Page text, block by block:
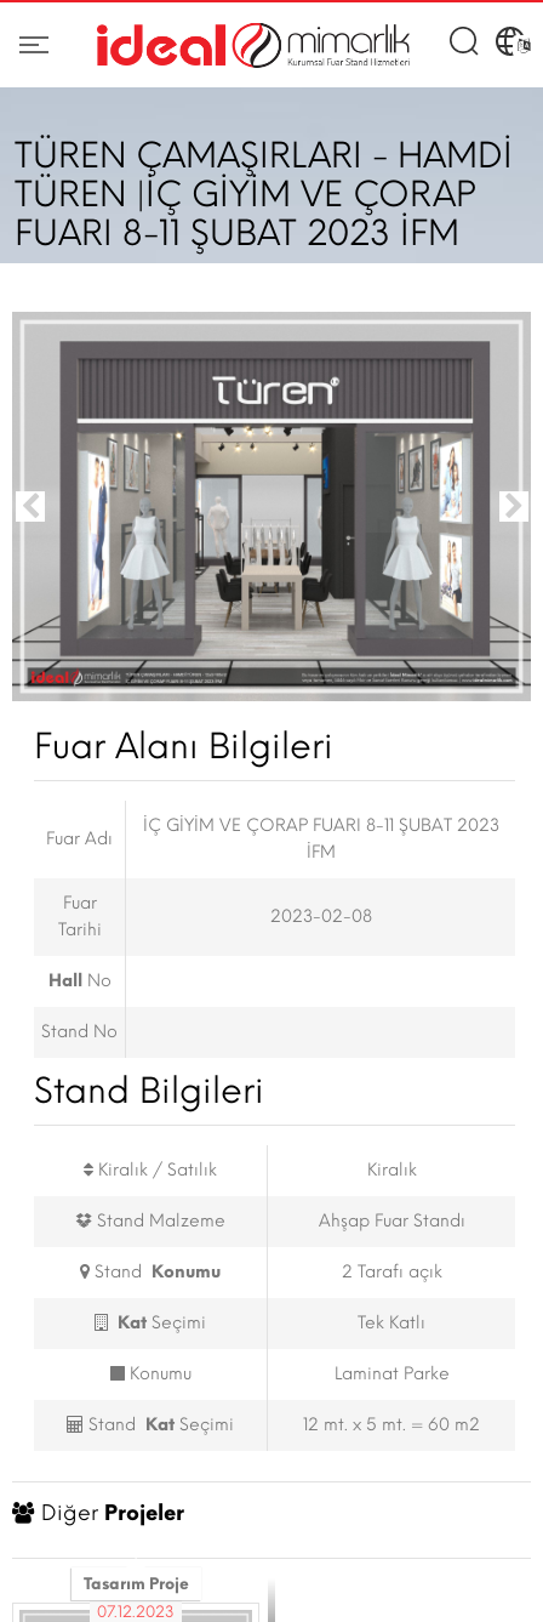
TÜREN ÇAMAŞIRLARI - HAMDİ
TÜREN |İÇ GİYİM VE ÇORAP
FUARI 8-11 ŞUBAT 2023 İFM
Fuar Alanı Bilgileri
Fuar Adı
İÇ GİYİM VE ÇORAP FUARI 8-11 ŞUBAT 2023
İFM
Fuar
Tarihi
2023-02-08
Hall No
Stand No
Stand Bilgileri
Kiralık / Satılık Kiralık
Stand Malzeme Ahşap Fuar Standı
Stand Konumu 2 Tarafı açık
Kat Seçimi Tek Katlı
Konumu Laminat Parke
Stand Kat Seçimi 12 mt. x 5 mt. = 60 m2
Diğer Projeler
Tasarım Proje
07.12.2023